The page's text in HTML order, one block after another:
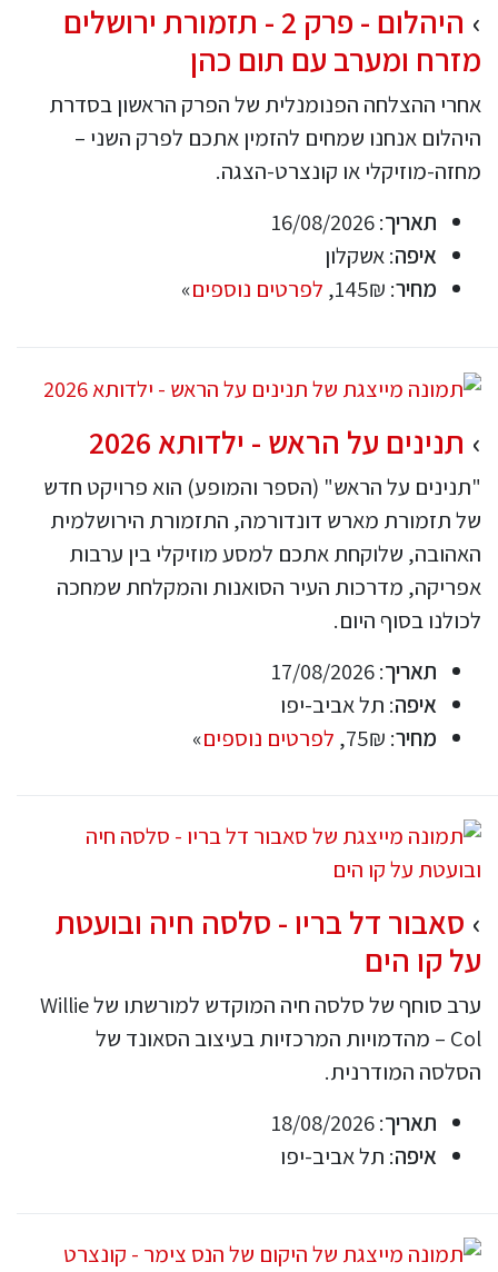
היהלום - פרק 2 - תזמורת ירושלים
מזרח ומערב עם תום כהן
אחרי ההצלחה הפנומנלית של הפרק הראשון בסדרת
היהלום אנחנו שמחים להזמין אתכם לפרק השני –
מחזה-מוזיקלי או קונצרט-הצגה.
תאריך: 16/08/2026
איפה: אשקלון
מחיר: 145₪, לפרטים נוספים»
תנינים על הראש - ילדותא 2026
"תנינים על הראש" (הספר והמופע) הוא פרויקט חדש
של תזמורת מארש דונדורמה, התזמורת הירושלמית
האהובה, שלוקחת אתכם למסע מוזיקלי בין ערבות
אפריקה, מדרכות העיר הסואנות והמקלחת שמחכה
לכולנו בסוף היום.
תאריך: 17/08/2026
איפה: תל אביב-יפו
מחיר: 75₪, לפרטים נוספים»
סאבור דל בריו - סלסה חיה ובועטת
על קו הים
ערב סוחף של סלסה חיה המוקדש למורשתו של Willie
Col – מהדמויות המרכזיות בעיצוב הסאונד של
הסלסה המודרנית.
תאריך: 18/08/2026
איפה: תל אביב-יפו